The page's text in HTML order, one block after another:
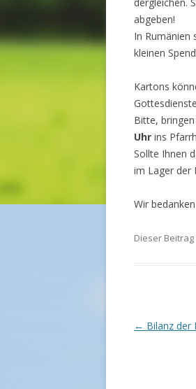
abgeben!
In Rumänien
kleinen
Kartons
Bitte,
Uhr ins
Sollte Ihnen
im Lager der
Wir
Dieser
Beitrags-
← Bilanz der